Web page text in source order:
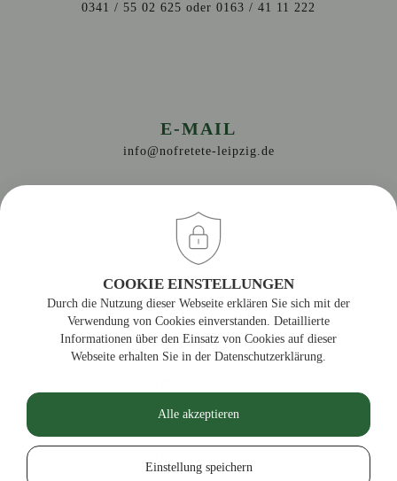
0341 / 55 02 625 oder 0163 / 41 11 222
E-MAIL
info@nofretete-leipzig.de
DATENSCHUTZ
COOKIE EINSTELLUNGEN
Durch die Nutzung dieser Webseite erklären Sie sich mit der
Verwendung von Cookies einverstanden. Detaillierte
Informationen über den Einsatz von Cookies auf dieser
Webseite erhalten Sie in der Datenschutzerklärung.
Alle akzeptieren
Einstellung speichern